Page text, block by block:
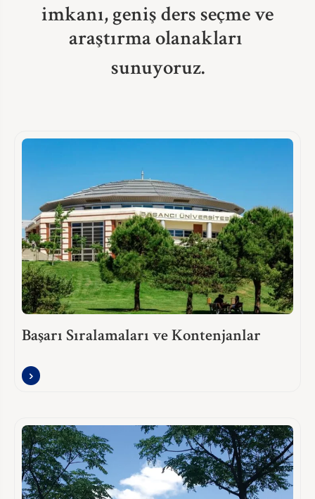
imkanı, geniş ders seçme ve
araştırma olanakları
sunuyoruz.
Başarı Sıralamaları ve Kontenjanlar